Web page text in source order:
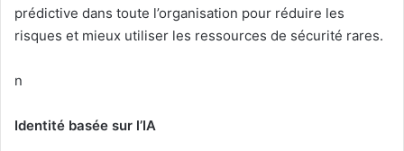
prédictive dans toute l’organisation pour réduire les
risques et mieux utiliser les ressources de sécurité rares.
n
Identité basée sur l’IA